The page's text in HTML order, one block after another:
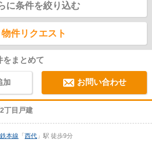
に条件を絞り込む
物件リクエスト
をまとめて
加 お問い合わせ
丁目戸建
本線 「 西代 」駅 徒歩9分